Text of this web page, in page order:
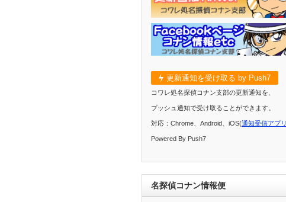
更新通知を受け取る by Push7
コワレ処名探偵コナン支部の更新通知を、
プッシュ通知で受け取ることができます。
対応：Chrome、Android、iOS(通知受信アプリ
Powered By Push7
名探偵コナン情報便